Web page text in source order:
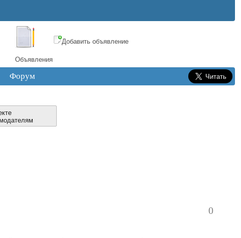
Объявления
Добавить объявление
Форум
0